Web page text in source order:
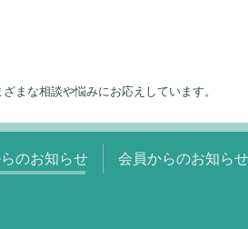
まな相談や悩みにお応えしています。
のお知らせ 会員からのお知らせ